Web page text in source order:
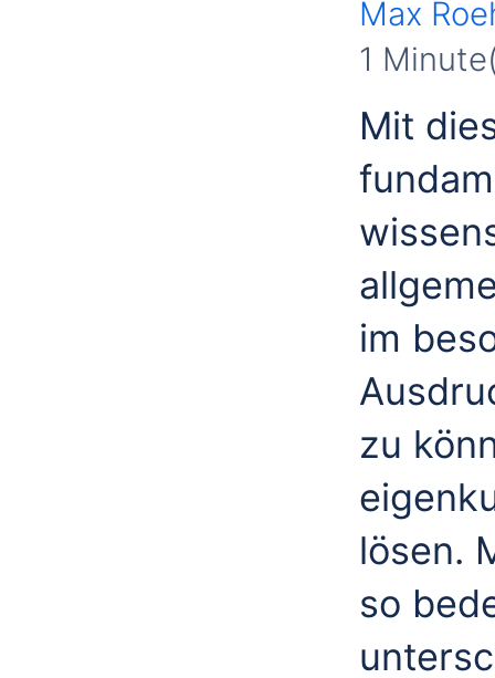
Max
1
Mit
im
zu
lösen.
so